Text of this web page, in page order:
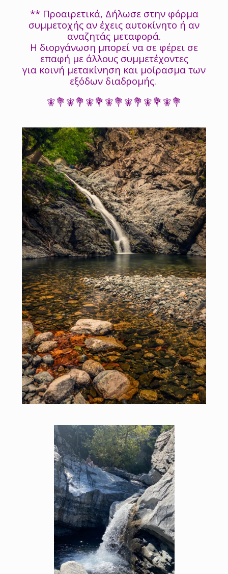
** Προαιρετικά, Δήλωσε στην φόρμα
συμμετοχής αν έχεις αυτοκίνητο ή αν
αναζητάς μεταφορά.
Η διοργάνωση μπορεί να σε φέρει σε
επαφή με άλλους συμμετέχοντες
για κοινή μετακίνηση και μοίρασμα των
εξόδων διαδρομής.
🧚💐🧚💐🧚💐🧚💐🧚💐🧚💐🧚💐